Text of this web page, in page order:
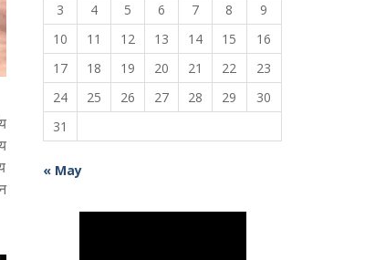
3
4 5 6 7 8
9
10
11 12 13 14 15
16
17
18 19 20 21 22
23
24
25 26 27 28 29
30
31
« May